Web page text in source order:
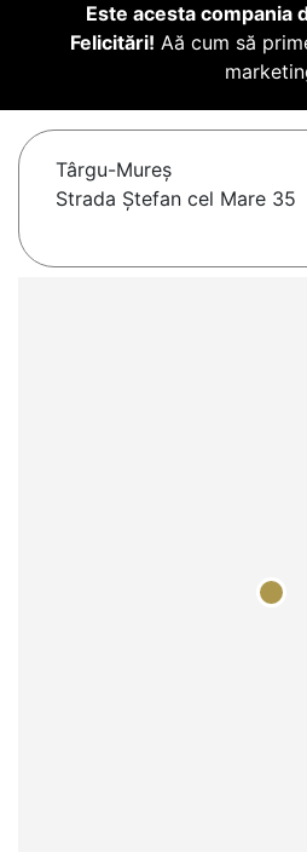
Este acesta compania
Felicitări! Aă cum să
Târgu-Mureş
Strada Ștefan cel Mare 35